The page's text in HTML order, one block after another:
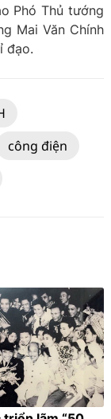
Phó Thủ tướng
Mai Văn Chính
đạo.
công điện